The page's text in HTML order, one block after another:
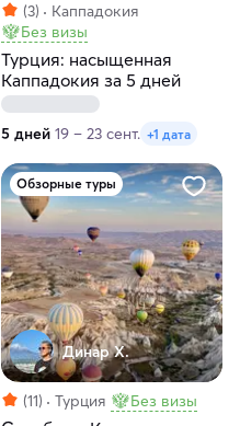
(3)
Каппадокия
Без визы
Турция: насыщенная
Каппадокия за 5 дней
5 дней 19 – 23 сент. +1 дата
Обзорные туры
Динар Х.
(11) Турция Без визы